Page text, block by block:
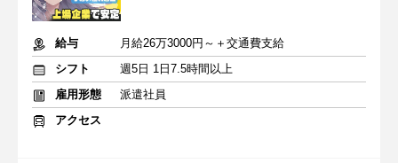
給与
月給26万3000円～＋交通費支給
シフト
週5日 1日7.5時間以上
雇用形態
派遣社員
アクセス